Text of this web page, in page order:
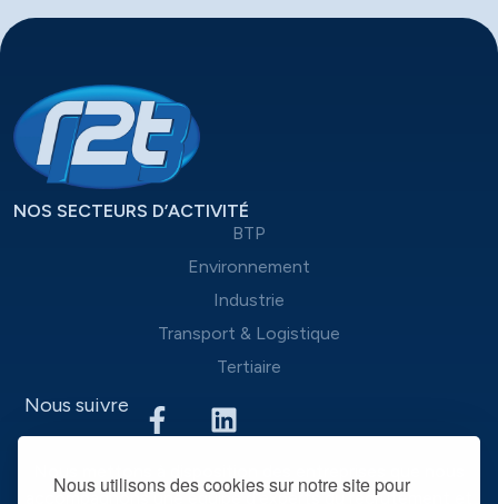
Nous utilisons des cookies sur notre site pour
NOS SECTEURS D’ACTIVITÉ
BTP
Environnement
Industrie
Transport & Logistique
Tertiaire
Nous suivre
accompagnons une équipe d’experts du recrutement et